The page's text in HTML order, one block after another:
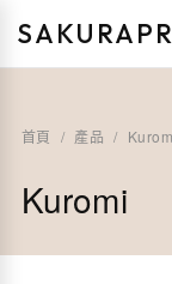
首頁 / 產品 /
Kuromi